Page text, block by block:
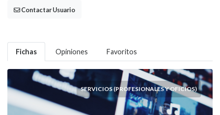
Contactar Usuario
Fichas Opiniones Favoritos
SERVICIOS (PROFESIONALES Y OFICIOS)